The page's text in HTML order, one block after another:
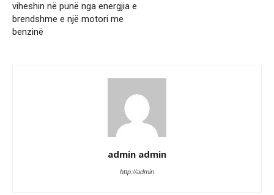
viheshin në punë nga energjia e
brendshme e një motori me
benzinë
admin admin
http://admin